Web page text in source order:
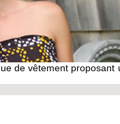
de vêtement proposant